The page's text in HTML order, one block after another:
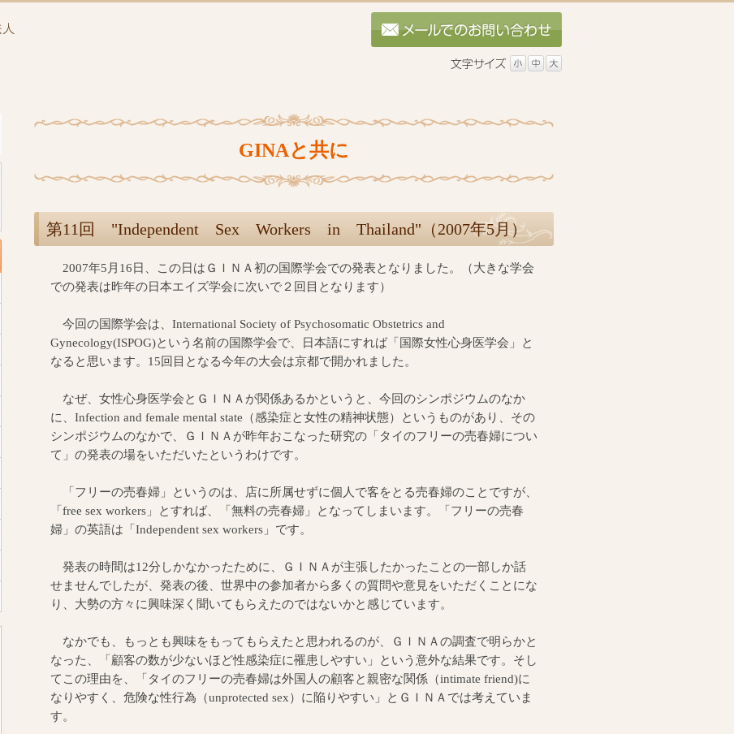
GINAと共に
第11回 "Independent Sex Workers in Thailand"（2007年5月）
2007年5月16日、この日はＧＩＮＡ初の国際学会での発表となりました。（大きな学会
での発表は昨年の日本エイズ学会に次いで２回目となります）
今回の国際学会は、International Society of Psychosomatic Obstetrics and
Gynecology(ISPOG)という名前の国際学会で、日本語にすれば「国際女性心身医学会」と
なると思います。15回目となる今年の大会は京都で開かれました。
なぜ、女性心身医学会とＧＩＮＡが関係あるかというと、今回のシンポジウムのなか
に、Infection and female mental state（感染症と女性の精神状態）というものがあり、その
シンポジウムのなかで、ＧＩＮＡが昨年おこなった研究の「タイのフリーの売春婦につい
て」の発表の場をいただいたというわけです。
「フリーの売春婦」というのは、店に所属せずに個人で客をとる売春婦のことですが、
「free sex workers」とすれば、「無料の売春婦」となってしまいます。「フリーの売春
婦」の英語は「Independent sex workers」です。
発表の時間は12分しかなかったために、ＧＩＮＡが主張したかったことの一部しか話
せませんでしたが、発表の後、世界中の参加者から多くの質問や意見をいただくことにな
り、大勢の方々に興味深く聞いてもらえたのではないかと感じています。
なかでも、もっとも興味をもってもらえたと思われるのが、ＧＩＮＡの調査で明らかと
なった、「顧客の数が少ないほど性感染症に罹患しやすい」という意外な結果です。そし
てこの理由を、「タイのフリーの売春婦は外国人の顧客と親密な関係（intimate friend)に
なりやすく、危険な性行為（unprotected sex）に陥りやすい」とＧＩＮＡでは考えていま
す。